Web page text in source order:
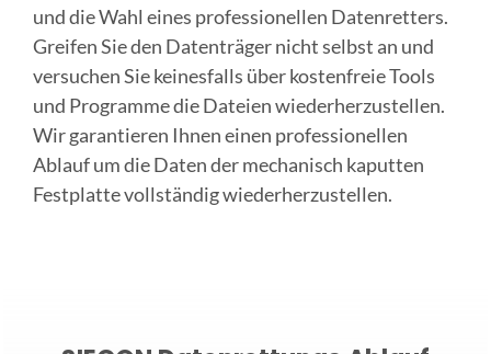
und die Wahl eines professionellen Datenretters.
Greifen Sie den Datenträger nicht selbst an und
versuchen Sie keinesfalls über kostenfreie Tools
und Programme die Dateien wiederherzustellen.
Wir garantieren Ihnen einen professionellen
Ablauf um die Daten der mechanisch kaputten
Festplatte vollständig wiederherzustellen.